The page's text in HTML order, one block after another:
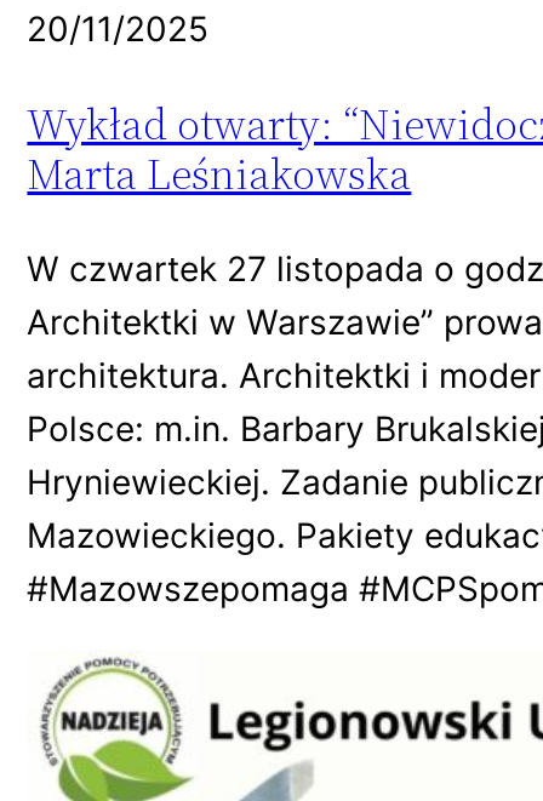
20/11/2025
Wykład otwarty:
Marta Leśniakowska
W czwartek 27 listopada o
Architektki w Warszawie”
architektura. Architektki i
Polsce: m.in. Barbary
Hryniewieckiej. Zadanie
Mazowieckiego. Pakiety
#Mazowszepomaga